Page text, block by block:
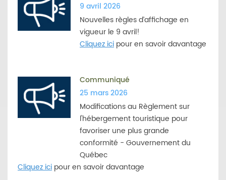
9 avril 2026
Nouvelles règles d’affichage en
vigueur le 9 avril!
Cliquez ici pour en savoir davantage
Communiqué
25 mars 2026
Modifications au Règlement sur
l'hébergement touristique pour
favoriser une plus grande
conformité - Gouvernement du
Québec
Cliquez ici pour en savoir davantage